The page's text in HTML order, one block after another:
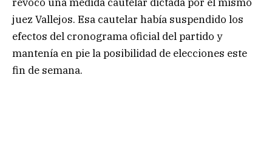
juez Vallejos. Esa cautelar había suspendido los
efectos del cronograma oficial del partido y
mantenía en pie la posibilidad de elecciones este
fin de semana.